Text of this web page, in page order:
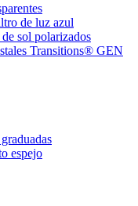
de luz azul
sol polarizados
Transitions® GEN
espejo